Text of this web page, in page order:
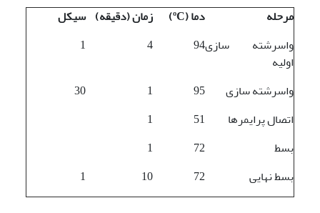
مرحله
دما (ºC
) زمان (دقیقه) سیکل
واسرشته سازی
اولیه
94
4
1
واسرشته سازی 95
1
30
اتصال پرایمرها
51
1
بسط
72
1
بسط نهایی
72
10
1